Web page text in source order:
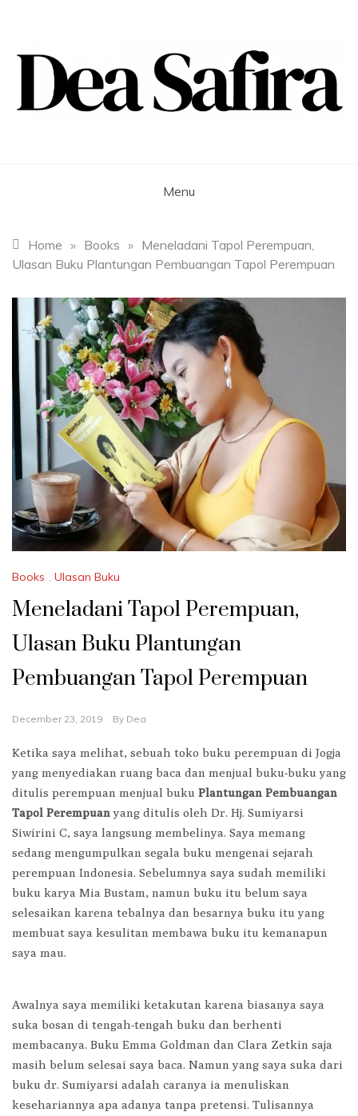
Menu
Home » Books » Meneladani Tapol Perempuan,
Ulasan Buku Plantungan Pembuangan Tapol Perempuan
Books , Ulasan Buku
Meneladani Tapol Perempuan,
Ulasan Buku Plantungan
Pembuangan Tapol Perempuan
December 23, 2019 By Dea
Ketika saya melihat, sebuah toko buku perempuan di Jogja
yang menyediakan ruang baca dan menjual buku-buku yang
ditulis perempuan menjual buku Plantungan Pembuangan
Tapol Perempuanyang ditulis oleh Dr. Hj. Sumiyarsi
Siwirini C, saya langsung membelinya. Saya memang
sedang mengumpulkan segala buku mengenai sejarah
perempuan Indonesia. Sebelumnya saya sudah memiliki
buku karya Mia Bustam, namun buku itu belum saya
selesaikan karena tebalnya dan besarnya buku itu yang
membuat saya kesulitan membawa buku itu kemanapun
saya mau.
Awalnya saya memiliki ketakutan karena biasanya saya
suka bosan di tengah-tengah buku dan berhenti
membacanya. Buku Emma Goldman dan Clara Zetkin saja
masih belum selesai saya baca. Namun yang saya suka dari
buku dr. Sumiyarsi adalah caranya ia menuliskan
kesehariannya apa adanya tanpa pretensi. Tulisannya